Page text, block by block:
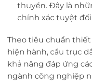
thuyền. Đây là
chính xác tuyệt đối
Theo tiêu chuẩn thiết
hiện hành, cầu trục
khả năng đáp ứng
ngành công nghiệp